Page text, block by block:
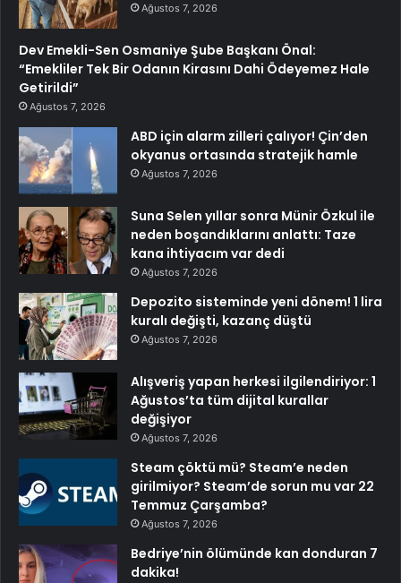
Ağustos 7, 2026
Dev Emekli-Sen Osmaniye Şube Başkanı Önal:
“Emekliler Tek Bir Odanın Kirasını Dahi Ödeyemez Hale
Getirildi”
Ağustos 7, 2026
ABD için alarm zilleri çalıyor! Çin’den
okyanus ortasında stratejik hamle
Ağustos 7, 2026
Suna Selen yıllar sonra Münir Özkul ile
neden boşandıklarını anlattı: Taze
kana ihtiyacım var dedi
Ağustos 7, 2026
Depozito sisteminde yeni dönem! 1 lira
kuralı değişti, kazanç düştü
Ağustos 7, 2026
Alışveriş yapan herkesi ilgilendiriyor: 1
Ağustos’ta tüm dijital kurallar
değişiyor
Ağustos 7, 2026
Steam çöktü mü? Steam’e neden
girilmiyor? Steam’de sorun mu var 22
Temmuz Çarşamba?
Ağustos 7, 2026
Bedriye’nin ölümünde kan donduran 7
dakika!